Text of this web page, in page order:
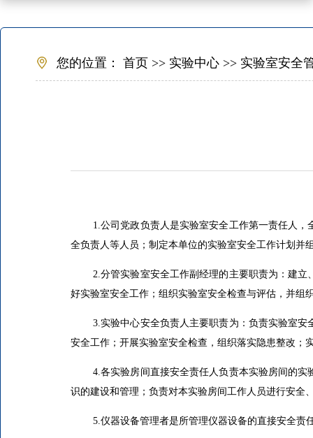
您的位置： 首页 >> 实验中心 >> 实验室安全
1. 公司党政负责人是实验室安全工作第一责任人
全负责人等人员；制定本单位的实验室安全工作计划并
2. 分管实验室安全工作副经理的主要职责为：建
好实验室安全工作；组织实验室安全检查与评估，并组
3. 实验中心安全负责人主要职责为：负责实验室
安全工作；开展实验室安全检查，组织落实隐患整改；
4. 各实验房间直接安全责任人负责本实验房间的
识的建设和管理；负责对本实验房间工作人员进行安全
5. 仪器设备管理者是所管理仪器设备的直接安全责